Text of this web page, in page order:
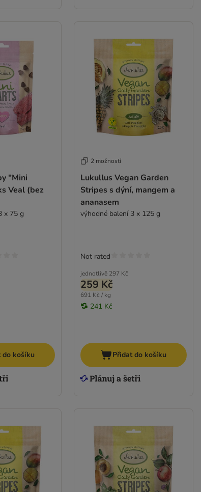
"Mini
Veal (bez
x 75 g
do košíku
2 možností
Lukullus Vegan Garden
Stripes s dýní, mangem a
ananasem
výhodné balení 3 x 125 g
jednotlivě 297 Kč
259 Kč
691 Kč / kg
241 Kč
Not rated
Přidat do košíku